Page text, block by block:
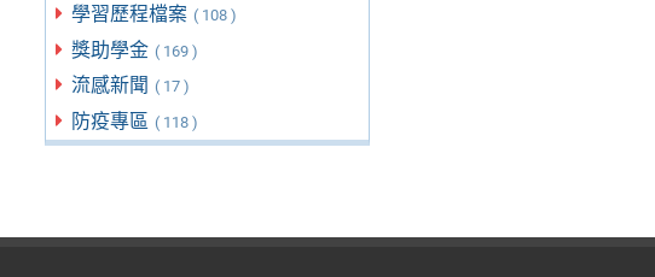
學習歷程檔案 ( 108 )
獎助學金 ( 169 )
流感新聞 ( 17 )
防疫專區 ( 118 )